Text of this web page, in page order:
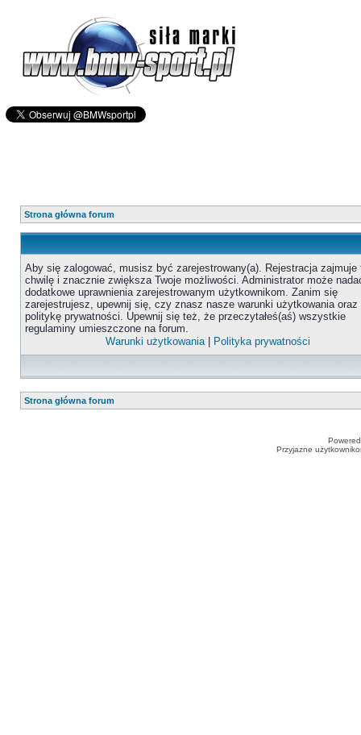
Strona główna forum
Aby się zalogować, musisz być zarejestrowany(a). Rejestracja zajmuje
chwilę i znacznie zwiększa Twoje możliwości. Administrator może
dodatkowe uprawnienia zarejestrowanym użytkownikom. Zanim się
zarejestrujesz, upewnij się, czy znasz nasze warunki użytkowania oraz
politykę prywatności. Upewnij się też, że przeczytałeś(aś) wszystkie
regulaminy umieszczone na forum.
Warunki użytkowania| Polityka prywatności
Strona główna forum
Przyjazne